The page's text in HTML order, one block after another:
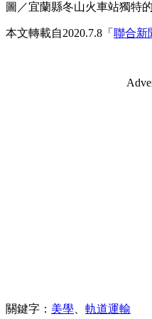
圖／宜蘭縣冬山火車站獨特
本文轉載自2020.7.8「 聯合新
關鍵字： 美學 軌道運輸